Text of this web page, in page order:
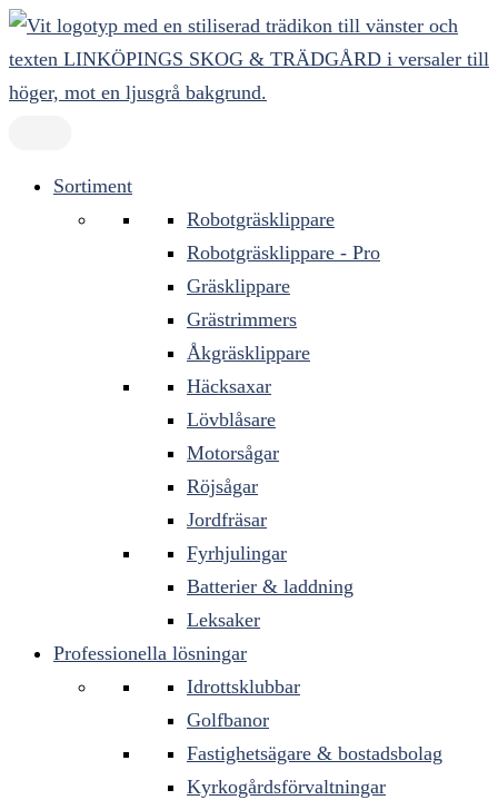
Hoppa
till
innehåll
Sortiment
Robotgräsklippare
Robotgräsklippare - Pro
Gräsklippare
Grästrimmers
Åkgräsklippare
Häcksaxar
Lövblåsare
Motorsågar
Röjsågar
Jordfräsar
Fyrhjulingar
Batterier & laddning
Leksaker
Professionella lösningar
Idrottsklubbar
Golfbanor
Fastighetsägare & bostadsbolag
Kyrkogårdsförvaltningar